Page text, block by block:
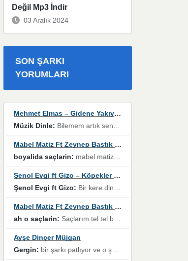
Değil Mp3 İndir
03 Aralık 2024
SON ŞARKI
YORUMLARI
Mehmet Elmas – Gidene Yakıyorum
Müzik Dinle: Bilemem artık senden bir şans daha / Düştüğün zaman ben olmayacağım yanında” dizeleri, artık geçmişin tekrarına izin verilmeyeceğini, kişisel sınırların çizildiğini gösteriyor.
Mabel Matiz Ft Zeynep Bastık – Saçların
boyalida saçlarin: mabel matiz'in maya albümünde yer alan güzellerden. parça da şarkı hani! müzikal altyapısına vurulduğum, sözlerinde kaybolduğum bir parça olmuş.
Şenol Evgi ft Gizo – Köpekler Tanımadıklarına havlar
Şenol Evgi ft Gizo: Bir kere dinlememe rağmen kulaklardan gitmiyor sen sen sen sen kurban ol sen sen sen sen hayran ol yükses ses müzik dinleme sebebisiniz canlar bomba gibi patladınız maşallah
Mabel Matiz Ft Zeynep Bastık – Saçların
ah o saçlarin: Saçlarım tel tel beyazlıyor beyazlagına degil yanımda sen yoksun ona üzülüyorum günler bir bir geçiyor geçen günlere değil sensiz geçen günlere darılıyorum,Dinledikce asla kavusamayacagim ama asla unutamicagim sevdiğim adam için yanar içim
Ayşe Dinçer Müjgan
Gergin: bir şarkı patlıyor ve o şarkıyı millet her paylaşımın altına koyuyor ve öyle bir durum hal alıyor ki şarkıyı dinlemeden şarkıdan bikıyorsun Ama bu enteresan bir şekilde dillere dolanıyor millet olarak seviyoruz dertlerle boğuşurken bir yandan da göbek atmayi))) diyeceklerim bu kadar güzel hoş bir sayfa emeğinize sağlık arkadaşlar kolay gelsin